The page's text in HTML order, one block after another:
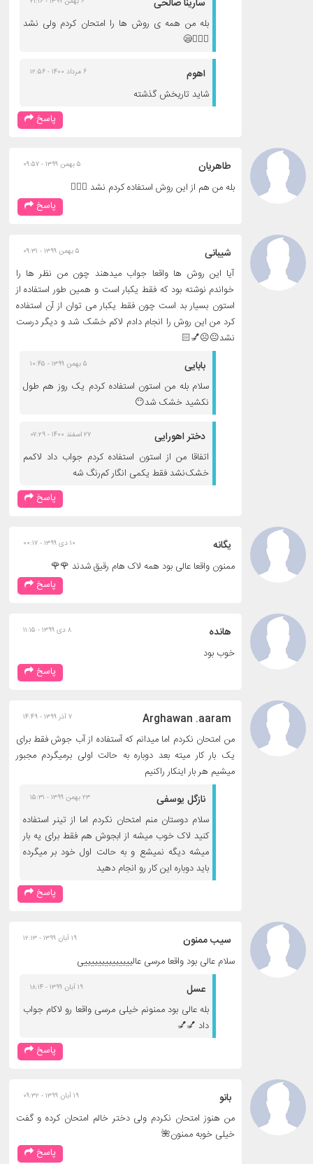
پاسخ
اهوم ۶ مرداد ۱۴۰۰ - ۱۲:۵۶
شاید تاریخش گذشته
بله من همه ی روش ها را امتحان کردم ولی نشد
🤷🏻‍♂️😪
طاهریان ۵ بهمن ۱۳۹۹ - ۰۹:۵۷
بله من هم از این روش استفاده کردم نشد 🤷🏼‍♀️
پاسخ
شیبانی ۵ بهمن ۱۳۹۹ - ۰۹:۳۱
آیا این روش ها واقعا جواب میدهند چون من نظر ها را
خواندم نوشته بود که فقط یکبار است و همین طور استفاده از
استون بسیار بد است چون فقط یکبار می توان از آن استفاده
کرد من این روش را انجام دادم لاکم خشک شد و دیگر درست
نشد😐☹️💅🏻
پاسخ
دختر اهورایی ۲۷ اسفند ۱۴۰۰ - ۰۷:۲۹
اتفاقا من از استون استفاده کردم جواب داد لاکمم
خشک‌نشد فقط یکمی انگار کم‌رنگ شه
بابایی ۵ بهمن ۱۳۹۹ - ۱۰:۴۵
سلام بله من استون استفاده کردم یک روز هم طول
نکشید خشک شد😶
یگانه ۱۰ دی ۱۳۹۹ - ۰۰:۱۷
ممنون واقعا عالی بود همه لاک هام رقیق شدند 🌹🌹
پاسخ
هانده ۸ دی ۱۳۹۹ - ۱۱:۱۵
خوب بود
پاسخ
Arghawan .aaram ۷ آذر ۱۳۹۹ - ۱۴:۴۹
من امتحان نکردم اما میدانم که آستفاده از آب جوش فقط برای
یک بار کار میته بعد دوباره به حالت اولی برمیگردم مجبور
میشیم هر بار اینکار راکنیم
پاسخ
نازگل یوسفی ۲۳ بهمن ۱۳۹۹ - ۱۵:۳۱
سلام دوستان منم امتحان نکردم اما از تینر استفاده
کنید لاک خوب میشه از ابجوش هم فقط برای یه بار
میشه دیگه نمیشع و به حالت اول خود بر میگرده
باید دوباره این کار رو انجام دهید
سیب ممنون ۱۹ آبان ۱۳۹۹ - ۱۲:۱۳
سلام عالی بود واقعا مرسی عالییییییییییییییی
پاسخ
عسل ۱۹ آبان ۱۳۹۹ - ۱۸:۱۴
بله عالی بود ممنونم خیلی مرسی واقعا رو لاکام جواب
داد 💅💅
بانو ۱۹ آبان ۱۳۹۹ - ۰۹:۳۲
من هنوز امتحان نکردم ولی دختر خالم امتحان کرده و گفت
خیلی خوبه ممنون🌺
پاسخ